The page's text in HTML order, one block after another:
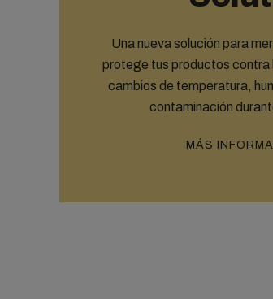
Una nueva solución para
protege tus productos contra
cambios de temperatura,
contaminación
MÁS